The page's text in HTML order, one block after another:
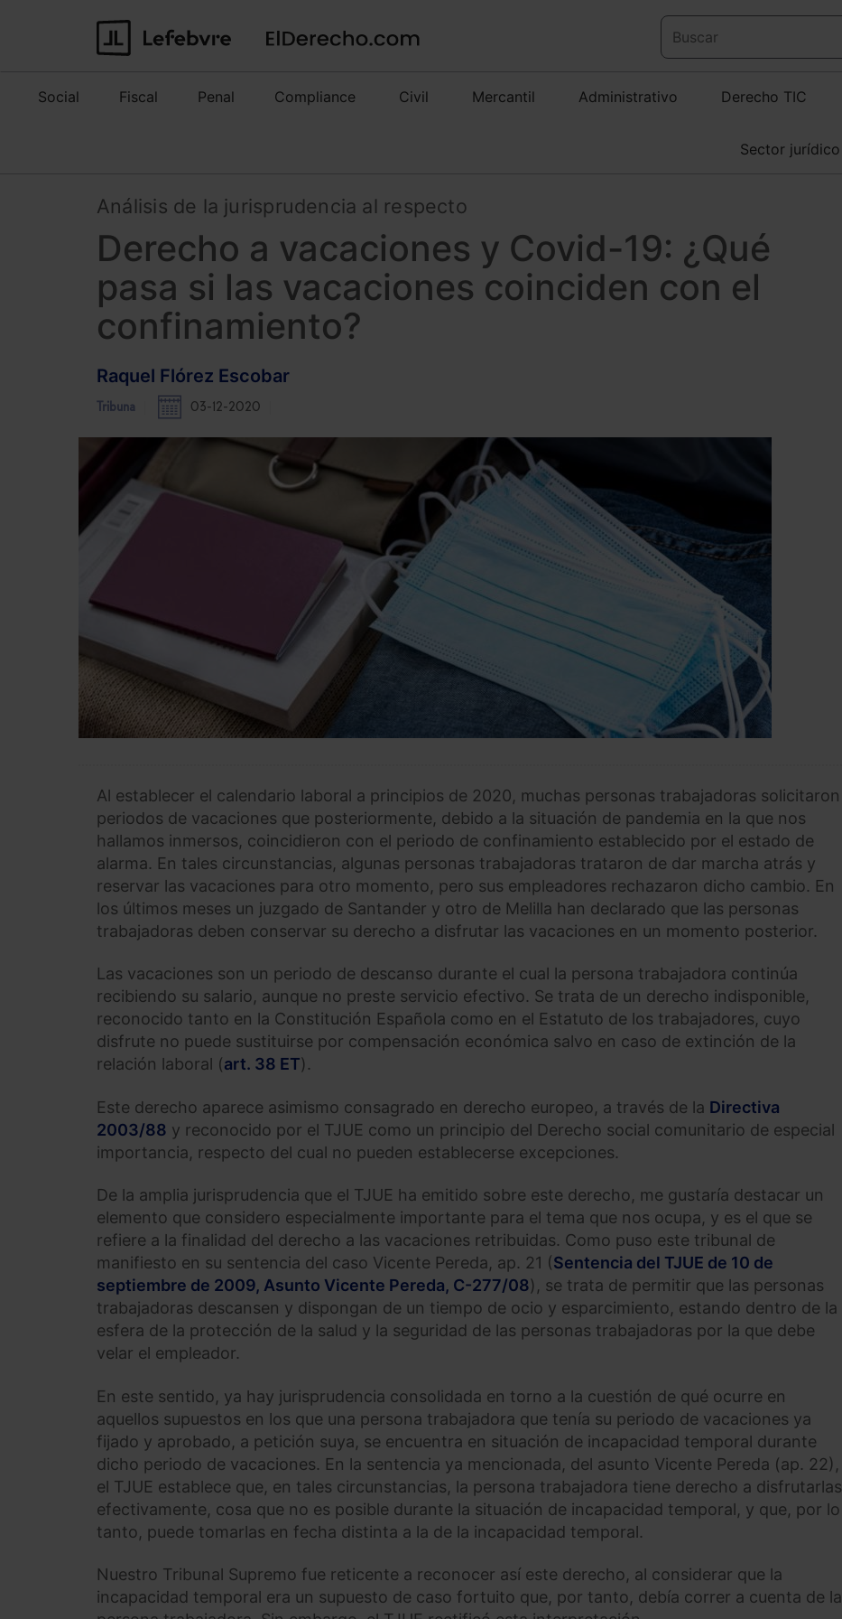
Social Fiscal Penal Compliance Civil Mercantil Administrativo Derecho TIC
Sector jurídico
Análisis de la jurisprudencia al respecto
Derecho a vacaciones y Covid-19: ¿Qué
pasa si las vacaciones coinciden con el
confinamiento?
Raquel Flórez Escobar
Tribuna 03-12-2020
Al establecer el calendario laboral a principios de 2020, muchas personas trabajadoras solicitaron
periodos de vacaciones que posteriormente, debido a la situación de pandemia en la que nos
hallamos inmersos, coincidieron con el periodo de confinamiento establecido por el estado de
alarma. En tales circunstancias, algunas personas trabajadoras trataron de dar marcha atrás y
reservar las vacaciones para otro momento, pero sus empleadores rechazaron dicho cambio. En
los últimos meses un juzgado de Santander y otro de Melilla han declarado que las personas
trabajadoras deben conservar su derecho a disfrutar las vacaciones en un momento posterior.
Las vacaciones son un periodo de descanso durante el cual la persona trabajadora continúa
recibiendo su salario, aunque no preste servicio efectivo. Se trata de un derecho indisponible,
reconocido tanto en la Constitución Española como en el Estatuto de los trabajadores, cuyo
disfrute no puede sustituirse por compensación económica salvo en caso de extinción de la
relación laboral (art. 38 ET).
Este derecho aparece asimismo consagrado en derecho europeo, a través de la Directiva
2003/88 y reconocido por el TJUE como un principio del Derecho social comunitario de especial
importancia, respecto del cual no pueden establecerse excepciones.
De la amplia jurisprudencia que el TJUE ha emitido sobre este derecho, me gustaría destacar un
elemento que considero especialmente importante para el tema que nos ocupa, y es el que se
refiere a la finalidad del derecho a las vacaciones retribuidas. Como puso este tribunal de
manifiesto en su sentencia del caso Vicente Pereda, ap. 21 (Sentencia del TJUE de 10 de
septiembre de 2009, Asunto Vicente Pereda, C-277/08), se trata de permitir que las personas
trabajadoras descansen y dispongan de un tiempo de ocio y esparcimiento, estando dentro de la
esfera de la protección de la salud y la seguridad de las personas trabajadoras por la que debe
velar el empleador.
En este sentido, ya hay jurisprudencia consolidada en torno a la cuestión de qué ocurre en
aquellos supuestos en los que una persona trabajadora que tenía su periodo de vacaciones ya
fijado y aprobado, a petición suya, se encuentra en situación de incapacidad temporal durante
dicho periodo de vacaciones. En la sentencia ya mencionada, del asunto Vicente Pereda (ap. 22),
el TJUE establece que, en tales circunstancias, la persona trabajadora tiene derecho a disfrutarlas
efectivamente, cosa que no es posible durante la situación de incapacidad temporal, y que, por lo
tanto, puede tomarlas en fecha distinta a la de la incapacidad temporal.
Nuestro Tribunal Supremo fue reticente a reconocer así este derecho, al considerar que la
incapacidad temporal era un supuesto de caso fortuito que, por tanto, debía correr a cuenta de la